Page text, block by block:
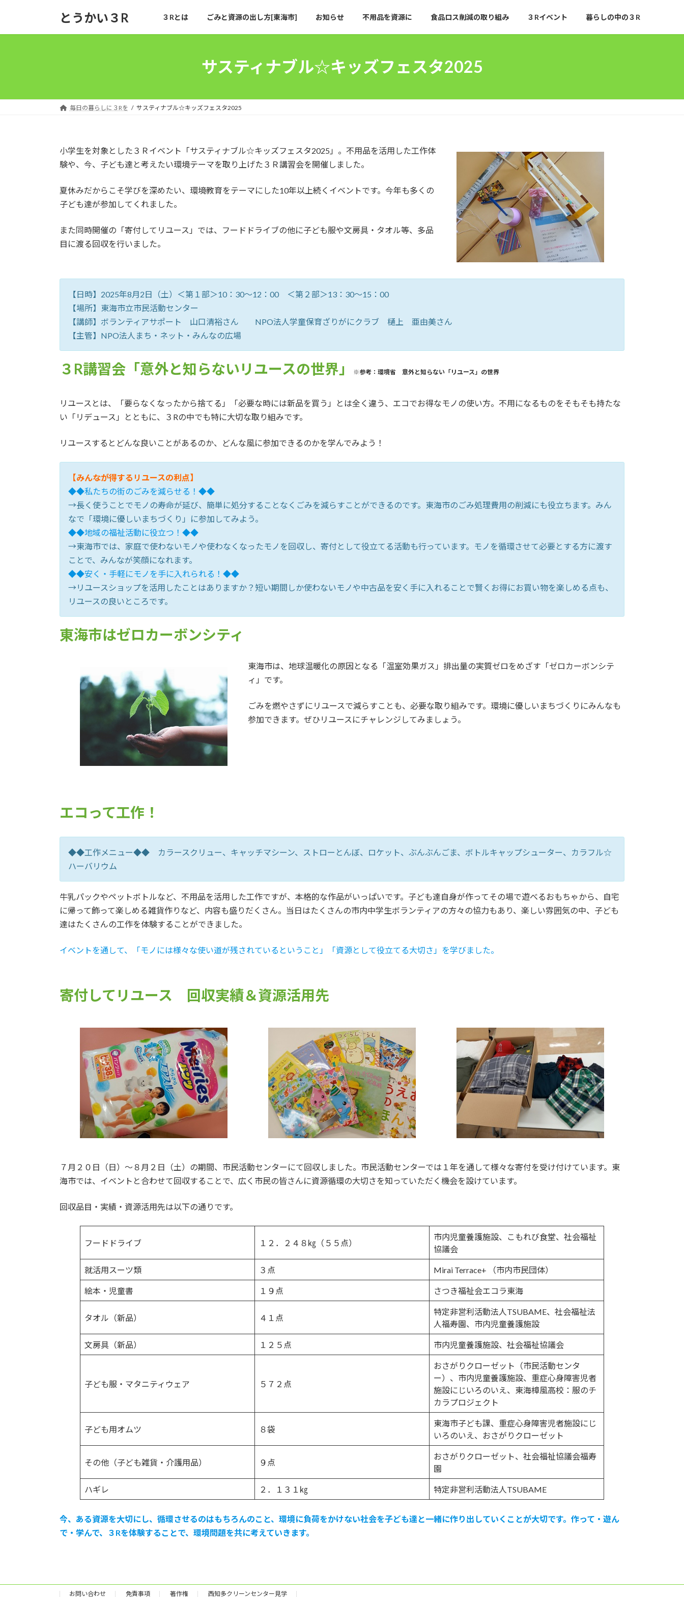
とうかい３R ３Rとは ごみと資源の出し方[東海市] お知らせ 不用品を資源に 食品ロス削減の取り組み ３Rイベント 暮らしの中の３R
サスティナブル☆キッズフェスタ2025
毎日の暮らしに３Rを サスティナブル☆キッズフェスタ2025
小学生を対象とした３Ｒイベント「サスティナブル☆キッズフェスタ2025」。不用品を活用した工作体
験や、今、子ども達と考えたい環境テーマを取り上げた３Ｒ講習会を開催しました。
夏休みだからこそ学びを深めたい、環境教育をテーマにした10年以上続くイベントです。今年も多くの
子ども達が参加してくれました。
また同時開催の「寄付してリユース」では、フードドライブの他に子ども服や文房具・タオル等、多品
目に渡る回収を行いました。
【日時】2025年8月2日（土）＜第１部＞10：30～12：00 ＜第２部＞13：30～15：00
【場所】東海市立市民活動センター
【講師】ボランティアサポート 山口清裕さん
NPO法人学童保育ざりがにクラブ 樋上 亜由美さん
【主管】NPO法人まち・ネット・みんなの広場
３R講習会「意外と知らないリユースの世界」 ※参考：環境省 意外と知らない「リユース」の世界
リユースとは、「要らなくなったから捨てる」「必要な時には新品を買う」とは全く違う、エコでお得なモノの使い方。不用になるものをそもそも持たな
い「リデュース」とともに、３Rの中でも特に大切な取り組みです。
リユースするとどんな良いことがあるのか、どんな風に参加できるのかを学んでみよう！
【みんなが得するリユースの利点】
◆◆私たちの街のごみを減らせる！◆◆
→長く使うことでモノの寿命が延び、簡単に処分することなくごみを減らすことができるのです。東海市のごみ処理費用の削減にも役立ちます。みん
なで「環境に優しいまちづくり」に参加してみよう。
◆◆地域の福祉活動に役立つ！◆◆
→東海市では、家庭で使わないモノや使わなくなったモノを回収し、寄付として役立てる活動も行っています。モノを循環させて必要とする方に渡す
ことで、みんなが笑顔になれます。
◆◆安く・手軽にモノを手に入れられる！◆◆
→リユースショップを活用したことはありますか？短い期間しか使わないモノや中古品を安く手に入れることで賢くお得にお買い物を楽しめる点も、
リユースの良いところです。
東海市はゼロカーボンシティ
東海市は、地球温暖化の原因となる「温室効果ガス」排出量の実質ゼロをめざす「ゼロカーボンシテ
ィ」です。
ごみを燃やさずにリユースで減らすことも、必要な取り組みです。環境に優しいまちづくりにみんなも
参加できます。ぜひリユースにチャレンジしてみましょう。
エコって工作！
◆◆工作メニュー◆◆ カラースクリュー、キャッチマシーン、ストローとんぼ、ロケット、ぶんぶんごま、ボトルキャップシューター、カラフル☆
ハーバリウム
牛乳パックやペットボトルなど、不用品を活用した工作ですが、本格的な作品がいっぱいです。子ども達自身が作ってその場で遊べるおもちゃから、自宅
に帰って飾って楽しめる雑貨作りなど、内容も盛りだくさん。当日はたくさんの市内中学生ボランティアの方々の協力もあり、楽しい雰囲気の中、子ども
達はたくさんの工作を体験することができました。
イベントを通して、「モノには様々な使い道が残されているということ」「資源として役立てる大切さ」を学びました。
寄付してリユース 回収実績＆資源活用先
７月２０日（日）～８月２日（土）の期間、市民活動センターにて回収しました。市民活動センターでは１年を通して様々な寄付を受け付けています。東
海市では、イベントと合わせて回収することで、広く市民の皆さんに資源循環の大切さを知っていただく機会を設けています。
回収品目・実績・資源活用先は以下の通りです。
フードドライブ １２．２４８㎏（５５点）
市内児童養護施設、こもれび食堂、社会福祉
協議会
就活用スーツ類 ３点 Mirai Terrace+ （市内市民団体）
絵本・児童書 １９点 さつき福祉会エコラ東海
タオル（新品） ４１点
特定非営利活動法人TSUBAME、社会福祉法
人福寿園、市内児童養護施設
文房具（新品） １２５点 市内児童養護施設、社会福祉協議会
子ども服・マタニティウェア ５７２点
おさがりクローゼット（市民活動センタ
ー）、市内児童養護施設、重症心身障害児者
施設にじいろのいえ、東海樟風高校：服のチ
カラプロジェクト
子ども用オムツ ８袋
東海市子ども課、重症心身障害児者施設にじ
いろのいえ、おさがりクローゼット
その他（子ども雑貨・介護用品） ９点
おさがりクローゼット、社会福祉協議会福寿
園
ハギレ ２．１３１㎏ 特定非営利活動法人TSUBAME
今、ある資源を大切にし、循環させるのはもちろんのこと、環境に負荷をかけない社会を子ども達と一緒に作り出していくことが大切です。作って・遊ん
で・学んで、３Rを体験することで、環境問題を共に考えていきます。
お問い合わせ 免責事項 著作権 西知多クリーンセンター見学